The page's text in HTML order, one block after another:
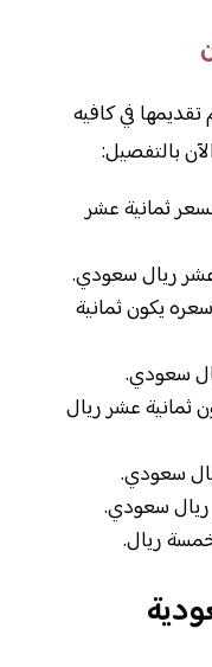
تقديمها في كافيه
بالتفصيل:
ثمانية عشر
ريال سعودي.
يكون ثمانية
سعودي.
ثمانية عشر ريال
سعودي.
سعودي.
ريال.